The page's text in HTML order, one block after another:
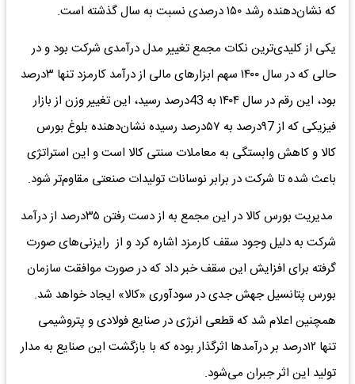
که نشان‌دهنده رشد ۱۵۰ درصدی نسبت به سال گذشته است.
یکی از کلیدی‌ترین نکات مجمع تغییر مدل درآمدی شرکت بود و در
حالی که در سال ۱۴۰۰ سهم ابزارهای مالی از درآمد کارمزد تنها ۳درصد
بود، این رقم در سال ۱۴۰۴ به 43درصد رسید، این تغییر وزن از بازار
فیزیکی که از ۹7درصد به ۵۷درصد رسیده نشان‌دهنده بلوغ بورس
کالا و کاهش وابستگی به معاملات سنتی کالا است و این استراتژی
باعث شده تا شرکت در برابر نوسانات تولیدات صنعتی مقاوم‌تر شود.
مدیریت بورس کالا در این مجمع به از دست رفتن ۳۵درصد از درآمد
شرکت به دلیل وجود سقف کارمزد اشاره کرد و از رایزنی‌های صورت
گرفته برای افزایش این سقف خبر داد که در صورت موافقت سازمان
بورس پتانسیل جهش جدی در سودآوری «کالا» ایجاد خواهد شد.
همچنین اعلام شد که قطعی انرژی در صنایع فولادی و پتروشیمی
تنها ۱۲درصد بر درآمدها اثرگذار بوده که با بازگشت این صنایع به مدار
تولید این اثر جبران می‌شود.